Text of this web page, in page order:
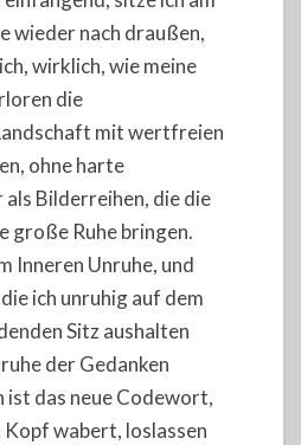
wieder nach draußen,
wirklich, wie meine
die
mit wertfreien
ohne harte
Bilderreihen, die die
große Ruhe bringen.
Inneren Unruhe, und
ich unruhig auf dem
Sitz aushalten
der Gedanken
ist das neue Codewort,
Kopf wabert, loslassen